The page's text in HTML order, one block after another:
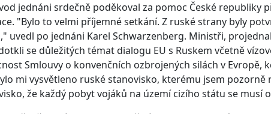
jednáni srdečně poděkoval za pomoc České republiky
"Bylo to velmi příjemné setkání. Z ruské strany byly
uvedl po jednáni Karel Schwarzenberg. Ministři,
se důležitých témat dialogu EU s Ruskem včetně
Smlouvy o konvenčních ozbrojených silách v Evropě,
mi vysvětleno ruské stanovisko, kterému jsem pozorně
že každý pobyt vojáků na území cizího státu se